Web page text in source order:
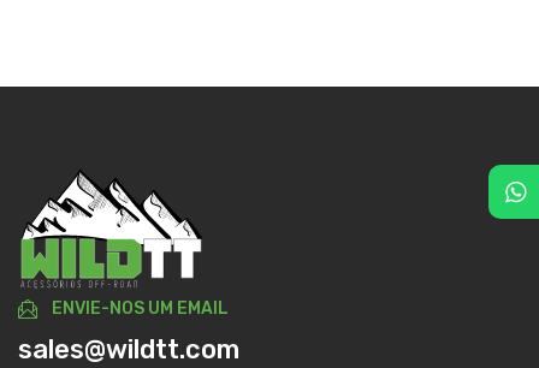
ENVIE-NOS UM EMAIL
sales@wildtt.com